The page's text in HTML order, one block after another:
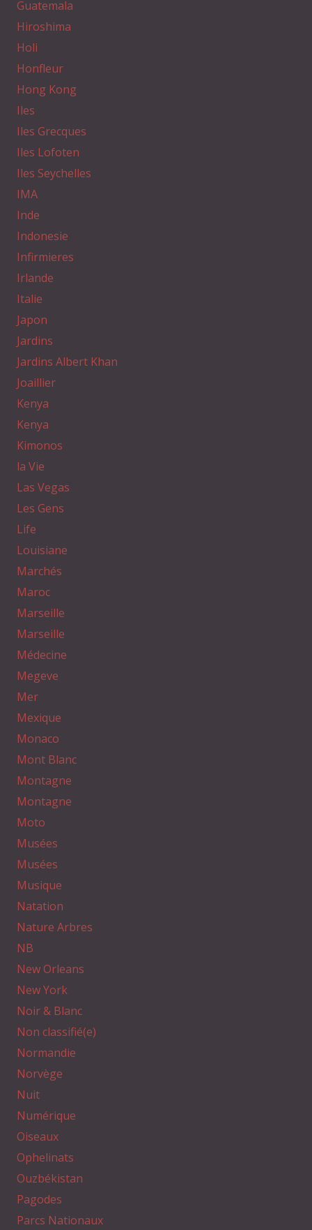
Guatemala
Hiroshima
Holi
Honfleur
Hong Kong
Iles
Iles Grecques
Iles Lofoten
Iles Seychelles
IMA
Inde
Indonesie
Infirmieres
Irlande
Italie
Japon
Jardins
Jardins Albert Khan
Joaillier
Kenya
Kenya
Kimonos
la Vie
Las Vegas
Les Gens
Life
Louisiane
Marchés
Maroc
Marseille
Marseille
Médecine
Megeve
Mer
Mexique
Monaco
Mont Blanc
Montagne
Montagne
Moto
Musées
Musées
Musique
Natation
Nature Arbres
NB
New Orleans
New York
Noir & Blanc
Non classifié(e)
Normandie
Norvège
Nuit
Numérique
Oiseaux
Ophelinats
Ouzbékistan
Pagodes
Parcs Nationaux